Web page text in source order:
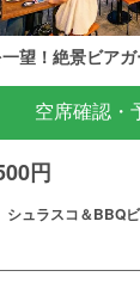
望！絶景ビア
空席確認・
円
シュラスコ＆BBQ